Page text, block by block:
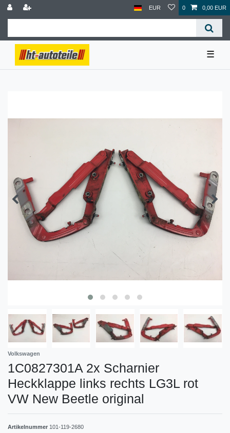
EUR 0 0,00 EUR
☰
Volkswagen
1C0827301A 2x Scharnier
Heckklappe links rechts LG3L rot
VW New Beetle original
Artikelnummer 101-119-2680